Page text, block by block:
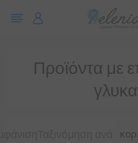
Προϊόντα με